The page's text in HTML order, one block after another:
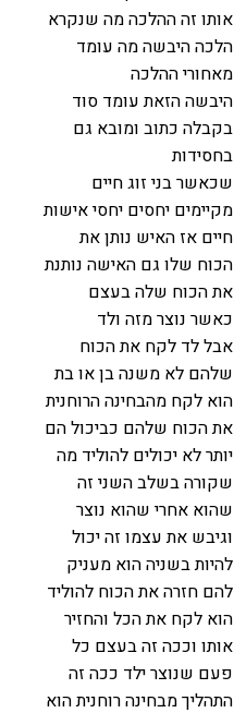
אותו זה ההלכה מה שנקרא
הלכה היבשה מה עומד
מאחורי ההלכה
היבשה הזאת עומד סוד
בקבלה כתוב ומובא גם
בחסידות
שכאשר בני זוג חיים
מקיימים יחסים יחסי אישות
חיים אז האיש נותן את
הכוח שלו גם האישה נותנת
את הכוח שלה בעצם
כאשר נוצר מזה ולד
אבל לד לקח את הכוח
שלהם לא משנה בן או בת
הוא לקח מהבחינה הרוחנית
את הכוח שלהם כביכול הם
יותר לא יכולים להוליד מה
שקורה בשלב השני זה
שהוא אחרי שהוא נוצר
וגיבש את עצמו זה יכול
להיות בשניה הוא מעניק
להם חזרה את הכוח להוליד
הוא לקח את הכל והחזיר
אותו וככה זה בעצם כל
פעם שנוצר ילד ככה זה
התהליך מבחינה רוחנית הוא